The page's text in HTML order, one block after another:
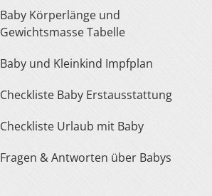
Baby Körperlänge und
Gewichtsmasse Tabelle
Baby und Kleinkind Impfplan
Checkliste Baby Erstausstattung
Checkliste Urlaub mit Baby
Fragen & Antworten über Babys